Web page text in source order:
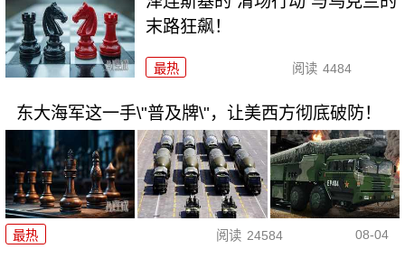
末路狂飙！
最热 阅读 4484
东大海军这一手\"普及牌\"，让美西方彻底破防！
最热 阅读 24584 08-04